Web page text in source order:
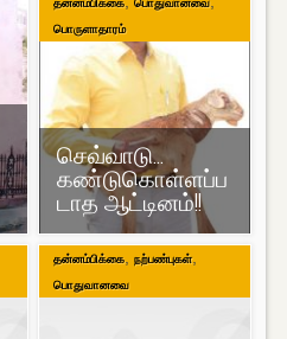
தன்னம்பிக்கை பொதுவானவை
பொருளாதாரம்
செவ்வாடு…
கண்டுகொள்ளப்ப
டாத ஆட்டினம்!!
தன்னம்பிக்கை, நற்பண்புகள்,
பொதுவானவை